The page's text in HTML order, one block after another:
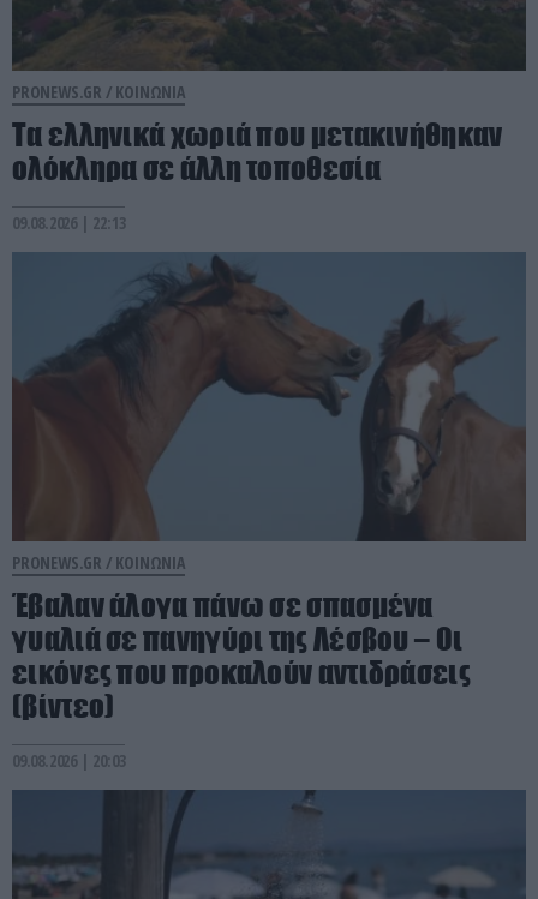
PRONEWS.GR / ΚΟΙΝΩΝΙΑ
Τα ελληνικά χωριά που μετακινήθηκαν
ολόκληρα σε άλλη τοποθεσία
09.08.2026 | 22:13
PRONEWS.GR / ΚΟΙΝΩΝΙΑ
Έβαλαν άλογα πάνω σε σπασμένα
γυαλιά σε πανηγύρι της Λέσβου – Οι
εικόνες που προκαλούν αντιδράσεις
(βίντεο)
09.08.2026 | 20:03